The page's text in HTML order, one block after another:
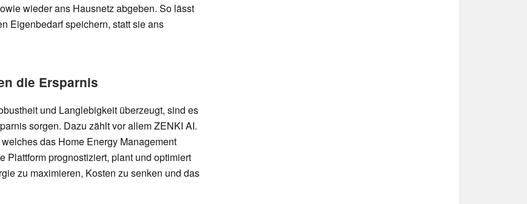
wieder ans Hausnetz abgeben. So lässt
Eigenbedarf speichern, statt sie ans
die Ersparnis
und Langlebigkeit überzeugt, sind es
sorgen. Dazu zählt vor allem ZENKI AI.
das Home Energy Management
Plattform prognostiziert, plant und optimiert
zu maximieren, Kosten zu senken und das